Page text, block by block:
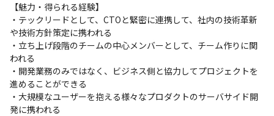
【魅力・得られる経験】
・テックリードとして、CTOと緊密に連携して、社内の技術革新
や技術方針策定に携われる
・立ち上げ段階のチームの中心メンバーとして、チーム作りに関
われる
・開発業務のみではなく、ビジネス側と協力してプロジェクトを
進めることができる
・大規模なユーザーを抱える様々なプロダクトのサーバサイド開
発に携われる